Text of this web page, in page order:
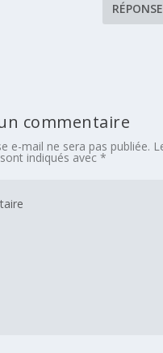
RÉPONSE
commentaire
e-mail ne sera pas publiée.
indiqués avec*